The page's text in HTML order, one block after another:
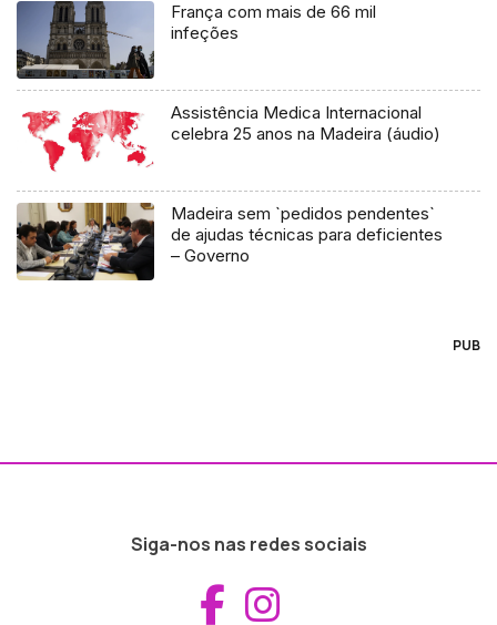
França com mais de 66 mil
infeções
Assistência Medica Internacional
celebra 25 anos na Madeira (áudio)
Madeira sem `pedidos pendentes`
de ajudas técnicas para deficientes
– Governo
PUB
Siga-nos nas redes sociais
Aceder ao